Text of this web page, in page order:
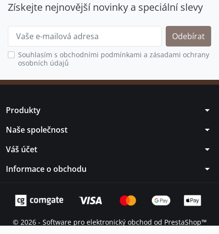
Získejte nejnovější novinky a speciální slevy
Souhlasím s obchodními podmínkami a zásadami ochrany
osobních údajů
Produkty arrow_drop_down
Naše společnost arrow_drop_down
Váš účet arrow_drop_down
Informace o obchodu arrow_drop_down
© 2026 - Software pro elektronický obchod od PrestaShop™